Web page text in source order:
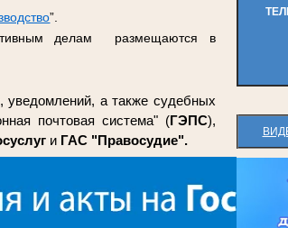
”.
делам размещаются в
уведомлений, а также судебных
почтовая система" (ГЭПС),
и ГАС "Правосудие".